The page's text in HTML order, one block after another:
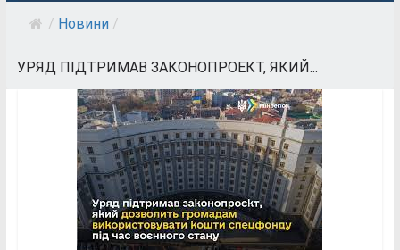
/ Новини /
УРЯД ПІДТРИМАВ ЗАКОНОПРОЕКТ, ЯКИЙ...